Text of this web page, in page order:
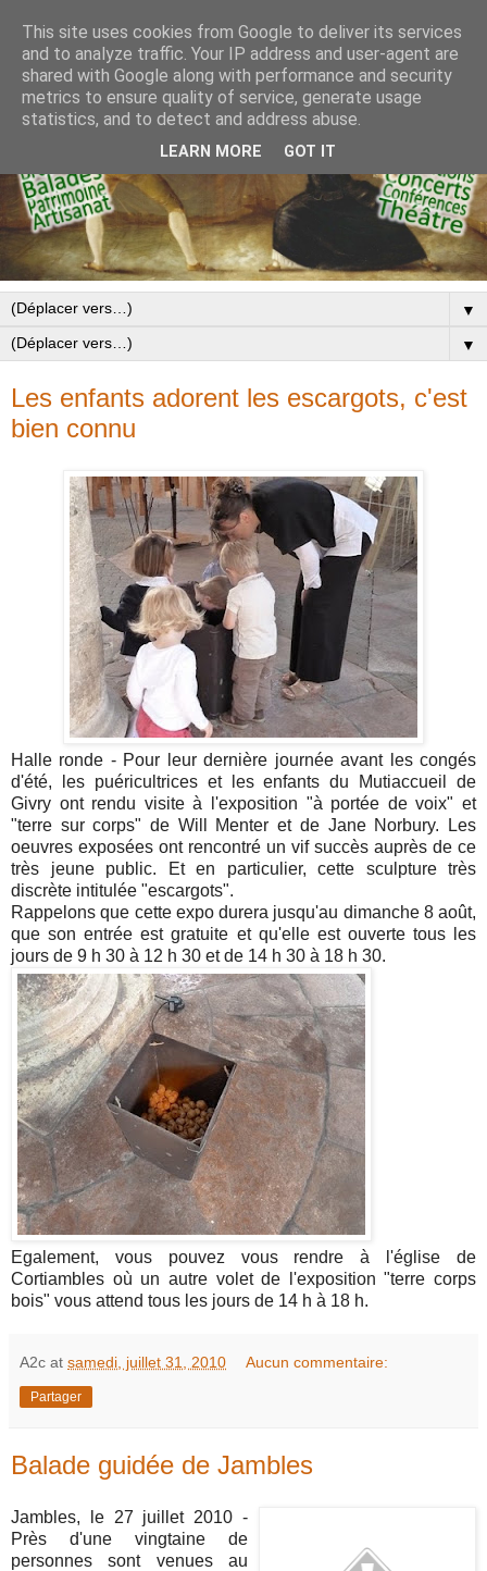
▼
▼
Les enfants adorent les escargots, c'est
bien connu
Halle ronde - Pour leur dernière journée avant les congés
d'été, les puéricultrices et les enfants du Mutiaccueil de
Givry ont rendu visite à l'exposition "à portée de voix" et
"terre sur corps" de Will Menter et de Jane Norbury. Les
oeuvres exposées ont rencontré un vif succès auprès de ce
très jeune public. Et en particulier, cette sculpture très
discrète intitulée "escargots".
Rappelons que cette expo durera jusqu'au dimanche 8 août,
que son entrée est gratuite et qu'elle est ouverte tous les
jours de 9 h 30 à 12 h 30 et de 14 h 30 à 18 h 30.
Egalement, vous pouvez vous rendre à l'église de
Cortiambles où un autre volet de l'exposition "terre corps
bois" vous attend tous les jours de 14 h à 18 h.
A2c at samedi, juillet 31, 2010 Aucun commentaire:
Partager
Balade guidée de Jambles
Jambles, le 27 juillet 2010 -
Près d'une vingtaine de
personnes sont venues au
This site uses cookies from Google to deliver its services
and to analyze traffic. Your IP address and user-agent are
shared with Google along with performance and security
metrics to ensure quality of service, generate usage
statistics, and to detect and address abuse.
LEARN MORE GOT IT